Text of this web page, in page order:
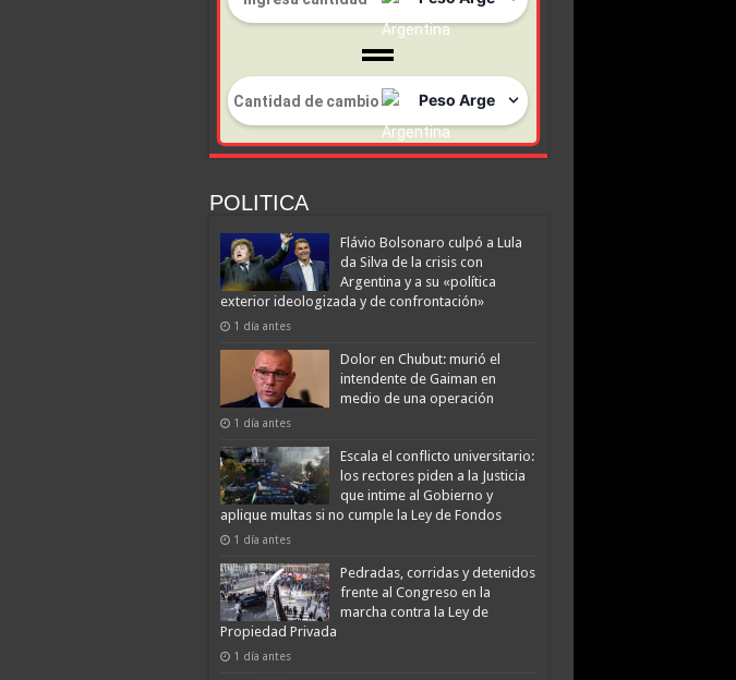
POLITICA
Flávio Bolsonaro culpó a Lula
da Silva de la crisis con
Argentina y a su «política
exterior ideologizada y de confrontación»
1 día antes
Dolor en Chubut: murió el
intendente de Gaiman en
medio de una operación
1 día antes
Escala el conflicto universitario:
los rectores piden a la Justicia
que intime al Gobierno y
aplique multas si no cumple la Ley de Fondos
1 día antes
Pedradas, corridas y detenidos
frente al Congreso en la
marcha contra la Ley de
Propiedad Privada
1 día antes